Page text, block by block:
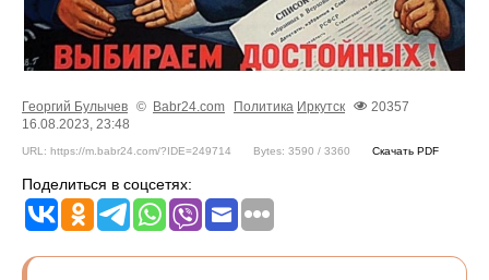
Георгий Булычев © Babr24.com Политика Иркутск
20357
16.08.2023, 23:48
URL: https://m.babr24.com/?IDE=249714 Bytes: 3590 / 3360 Скачать PDF
Поделиться в соцсетях: